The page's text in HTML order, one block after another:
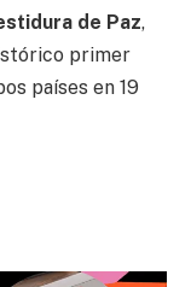
de Paz,
primer
países en 19